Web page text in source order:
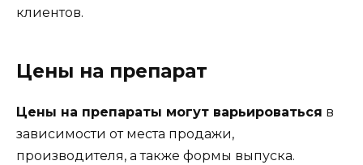
клиентов.
Цены на препарат
Цены на препараты могут варьироваться в
зависимости от места продажи,
производителя, а также формы выпуска.